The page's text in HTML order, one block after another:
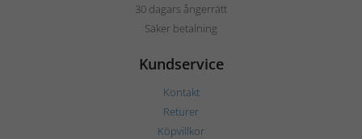
30 dagars ångerrätt
Säker betalning
Kundservice
Kontakt
Returer
Köpvillkor